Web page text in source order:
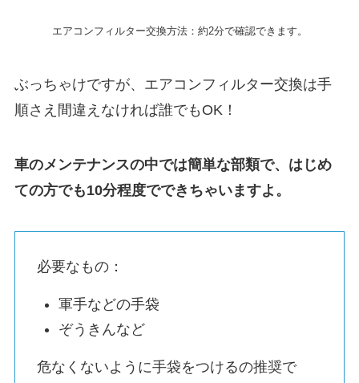
エアコンフィルター交換方法：約2分で確認できます。
ぶっちゃけですが、エアコンフィルター交換は手
順さえ間違えなければ誰でもOK！
車のメンテナンスの中では簡単な部類で、はじめ
ての方でも10分程度でできちゃいますよ。
必要なもの：
軍手などの手袋
ぞうきんなど
危なくないように手袋をつけるの推奨で